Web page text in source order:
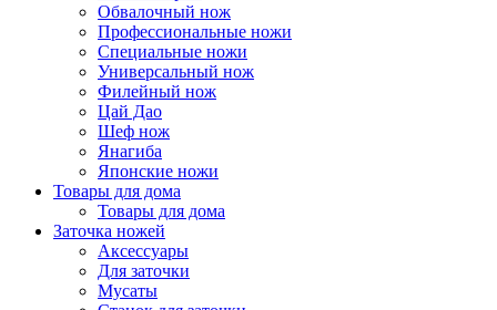
Обвалочный нож
Профессиональные ножи
Специальные ножи
Универсальный нож
Филейный нож
Цай Дао
Шеф нож
Янагиба
Японские ножи
Товары для дома
Товары для дома
Заточка ножей
Аксессуары
Для заточки
Мусаты